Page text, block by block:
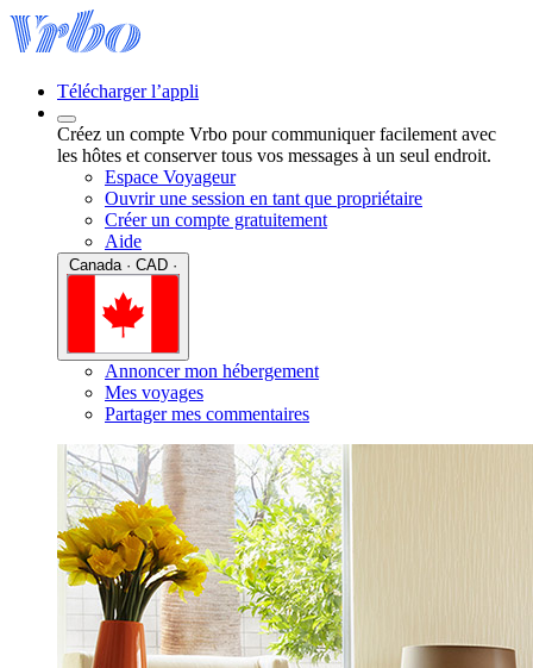
Télécharger l’appli
Créez un compte Vrbo pour communiquer facilement avec
les hôtes et conserver tous vos messages à un seul endroit.
Espace Voyageur
Ouvrir une session en tant que propriétaire
Créer un compte gratuitement
Aide
Annoncer mon hébergement
Mes voyages
Partager mes commentaires